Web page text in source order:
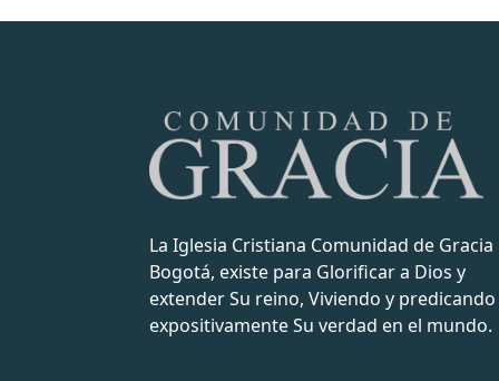
La Iglesia Cristiana Comunidad de Gracia
Bogotá, existe para Glorificar a Dios y
extender Su reino, Viviendo y predicando
expositivamente Su verdad en el mundo.